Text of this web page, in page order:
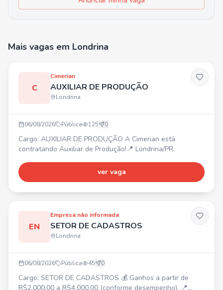
Mais vagas em Londrina
C
Cimerian
AUXILIAR DE PRODUÇÃO
Londrina
06/08/2026 Pública 125 0
Cargo: AUXILIAR DE PRODUÇÃO A Cimerian está
contratando Auxiliar de Produção!📍 Londrina/PR.
ver vaga
EN
Empresa não informada
SETOR DE CADASTROS
Londrina
06/08/2026 Pública 45 0
Cargo: SETOR DE CADASTROS 💰 Ganhos a partir de
R$2.000,00 a R$4.000,00 (conforme desempenho). 📍